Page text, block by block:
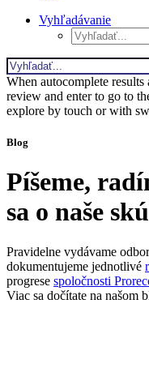
Vyhľadávanie
When autocomplete
review and enter to go to
explore by touch or with
Blog
Píšeme,
sa o naše
Pravidelne vydávame
dokumentujeme jednotlivé
progrese spoločnosti
Viac sa dočítate na našom